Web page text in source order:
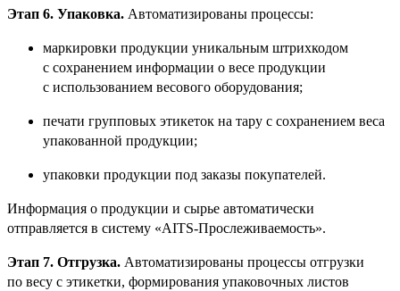
Этап 6. Упаковка. Автоматизированы процессы:
маркировки продукции уникальным штрихкодом
с сохранением информации о весе продукции
с использованием весового оборудования;
печати групповых этикеток на тару с сохранением веса
упакованной продукции;
упаковки продукции под заказы покупателей.
Информация о продукции и сырье автоматически
отправляется в систему «AITS-Прослеживаемость».
Этап 7. Отгрузка. Автоматизированы процессы отгрузки
по весу с этикетки, формирования упаковочных листов